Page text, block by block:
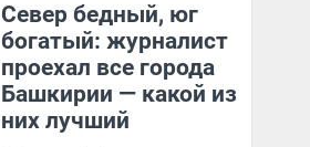
Север бедный, юг
богатый: журналист
проехал все города
Башкирии — какой из
них лучший